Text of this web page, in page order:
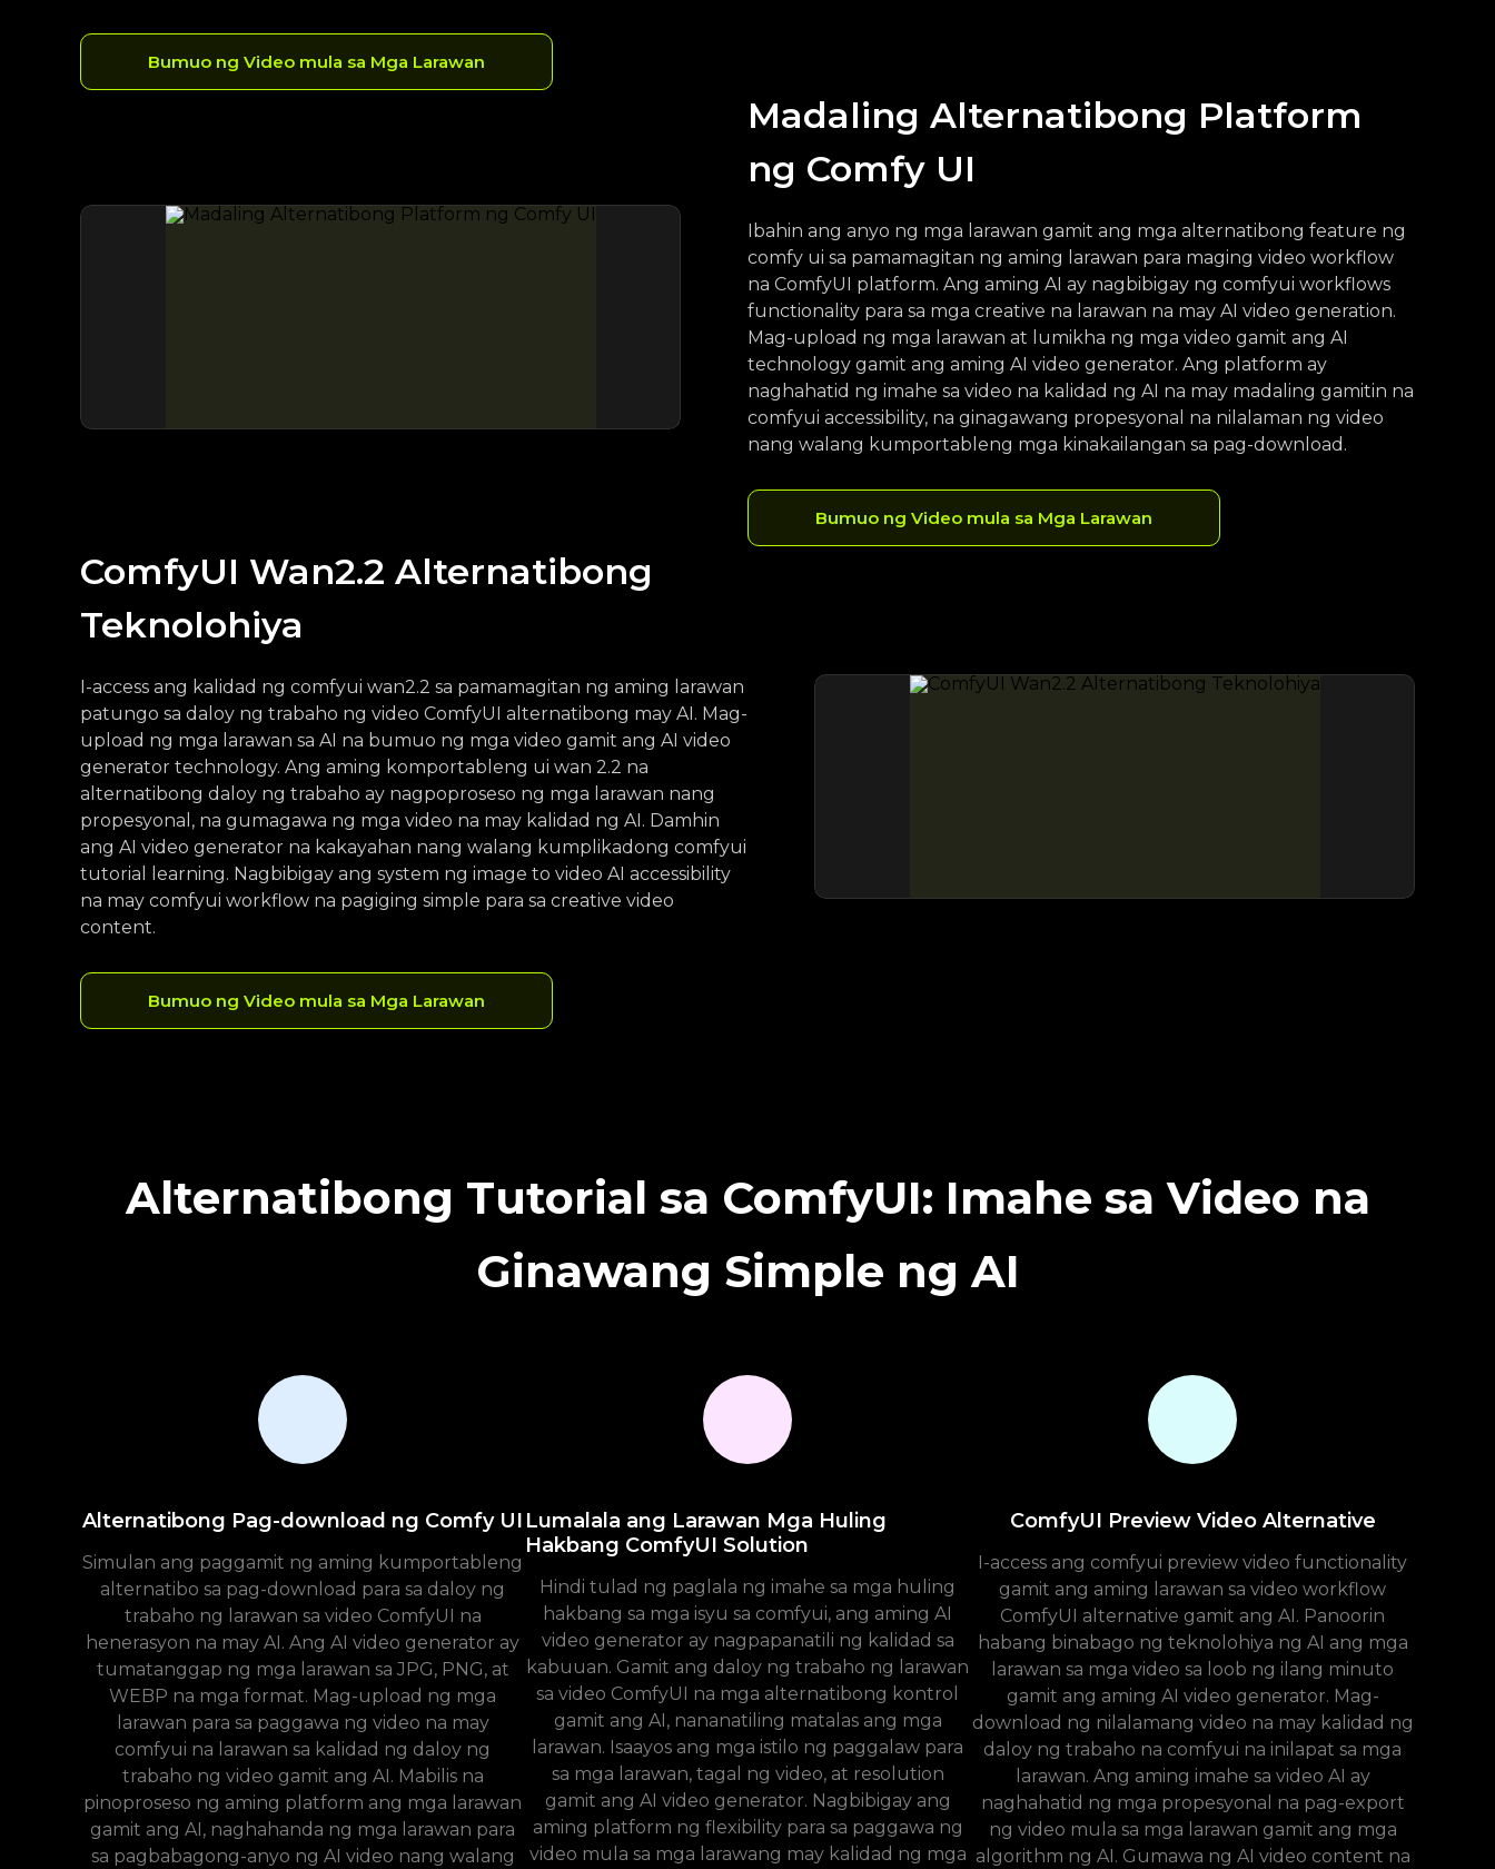
Bumuo ng Video mula sa Mga Larawan
Madaling Alternatibong Platform
ng Comfy UI
Ibahin ang anyo ng mga larawan gamit ang mga alternatibong feature ng
comfy ui sa pamamagitan ng aming larawan para maging video workflow
na ComfyUI platform. Ang aming AI ay nagbibigay ng comfyui workflows
functionality para sa mga creative na larawan na may AI video generation.
Mag-upload ng mga larawan at lumikha ng mga video gamit ang AI
technology gamit ang aming AI video generator. Ang platform ay
naghahatid ng imahe sa video na kalidad ng AI na may madaling gamitin na
comfyui accessibility, na ginagawang propesyonal na nilalaman ng video
nang walang kumportableng mga kinakailangan sa pag-download.
Bumuo ng Video mula sa Mga Larawan
ComfyUI Wan2.2 Alternatibong
Teknolohiya
I-access ang kalidad ng comfyui wan2.2 sa pamamagitan ng aming larawan
patungo sa daloy ng trabaho ng video ComfyUI alternatibong may AI. Mag-
upload ng mga larawan sa AI na bumuo ng mga video gamit ang AI video
generator technology. Ang aming komportableng ui wan 2.2 na
alternatibong daloy ng trabaho ay nagpoproseso ng mga larawan nang
propesyonal, na gumagawa ng mga video na may kalidad ng AI. Damhin
ang AI video generator na kakayahan nang walang kumplikadong comfyui
tutorial learning. Nagbibigay ang system ng image to video AI accessibility
na may comfyui workflow na pagiging simple para sa creative video
content.
Bumuo ng Video mula sa Mga Larawan
Alternatibong Tutorial sa ComfyUI: Imahe sa Video na
Ginawang Simple ng AI
Alternatibong Pag-download ng Comfy UI
Simulan ang paggamit ng aming kumportableng
alternatibo sa pag-download para sa daloy ng
trabaho ng larawan sa video ComfyUI na
henerasyon na may AI. Ang AI video generator ay
tumatanggap ng mga larawan sa JPG, PNG, at
WEBP na mga format. Mag-upload ng mga
larawan para sa paggawa ng video na may
comfyui na larawan sa kalidad ng daloy ng
trabaho ng video gamit ang AI. Mabilis na
pinoproseso ng aming platform ang mga larawan
gamit ang AI, naghahanda ng mga larawan para
sa pagbabagong-anyo ng AI video nang walang
Lumalala ang Larawan Mga Huling
Hakbang ComfyUI Solution
Hindi tulad ng paglala ng imahe sa mga huling
hakbang sa mga isyu sa comfyui, ang aming AI
video generator ay nagpapanatili ng kalidad sa
kabuuan. Gamit ang daloy ng trabaho ng larawan
sa video ComfyUI na mga alternatibong kontrol
gamit ang AI, nananatiling matalas ang mga
larawan. Isaayos ang mga istilo ng paggalaw para
sa mga larawan, tagal ng video, at resolution
gamit ang AI video generator. Nagbibigay ang
aming platform ng flexibility para sa paggawa ng
video mula sa mga larawang may kalidad ng mga
ComfyUI Preview Video Alternative
I-access ang comfyui preview video functionality
gamit ang aming larawan sa video workflow
ComfyUI alternative gamit ang AI. Panoorin
habang binabago ng teknolohiya ng AI ang mga
larawan sa mga video sa loob ng ilang minuto
gamit ang aming AI video generator. Mag-
download ng nilalamang video na may kalidad ng
daloy ng trabaho na comfyui na inilapat sa mga
larawan. Ang aming imahe sa video AI ay
naghahatid ng mga propesyonal na pag-export
ng video mula sa mga larawan gamit ang mga
algorithm ng AI. Gumawa ng AI video content na